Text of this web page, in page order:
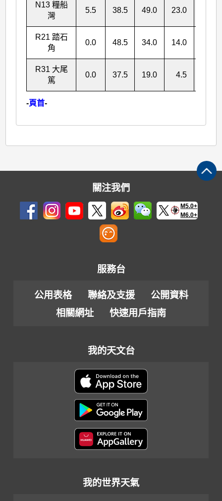
N13 糧船
灣
5.5 38.5 49.0 23.0
R21 踏石
角
0.0 48.5 34.0 14.0
R31 大尾
篤
0.0 37.5 19.0 4.5
-頁首-
關注我們
M5.0+
M6.0+
服務台
公用表格 聯絡及支援
公開資料
相關網址
快速用戶指南
我的天文台
我的世界天氣